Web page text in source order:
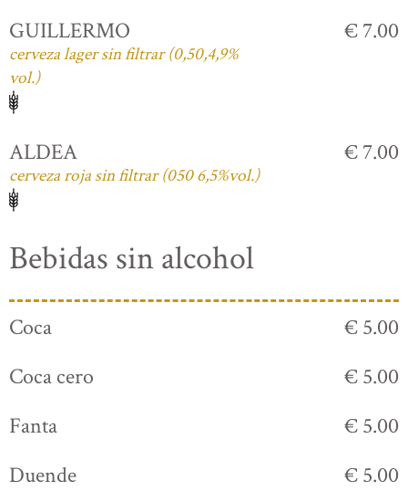
GUILLERMO
cerveza lager sin filtrar (0,50,4,9%
vol.)
€ 7.00
ALDEA
cerveza roja sin filtrar (050 6,5%vol.)
€ 7.00
Bebidas sin alcohol
Coca
€ 5.00
Coca cero
€ 5.00
Fanta
€ 5.00
Duende
€ 5.00